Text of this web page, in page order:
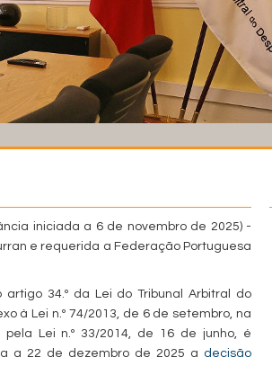
iniciada a 6 de novembro de 2025) -
e requerida a Federação Portuguesa
34.º da Lei do Tribunal Arbitral do
à Lei n.º 74/2013, de 6 de setembro, na
Lei n.º 33/2014, de 16 de junho, é
a 22 de dezembro de 2025 a decisão